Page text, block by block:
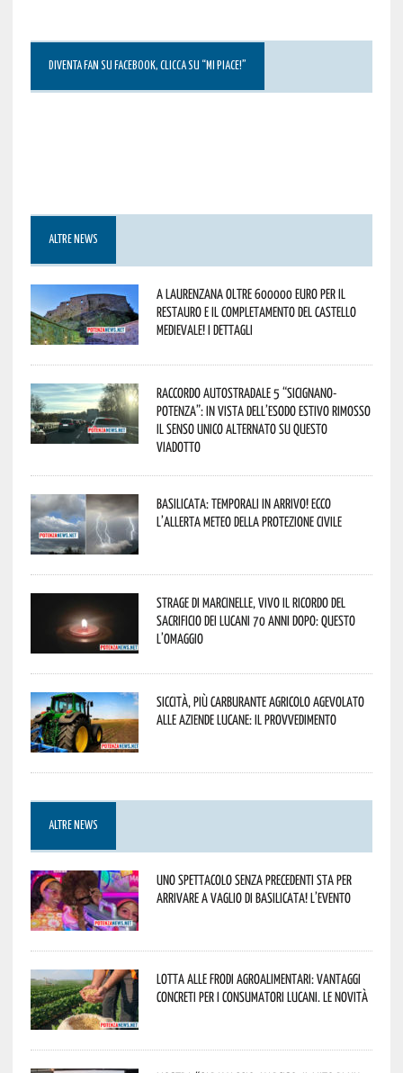
DIVENTA FAN SU FACEBOOK, CLICCA SU “MI PIACE!”
ALTRE NEWS
A Laurenzana oltre 600000 euro per il
restauro e il completamento del Castello
Medievale! I dettagli
Raccordo Autostradale 5 “Sicignano-
Potenza”: in vista dell’esodo estivo rimosso
il senso unico alternato su questo
viadotto
Basilicata: temporali in arrivo! Ecco
l’allerta meteo della Protezione civile
Strage di Marcinelle, vivo il ricordo del
sacrificio dei lucani 70 anni dopo: questo
l’omaggio
Siccità, più carburante agricolo agevolato
alle aziende lucane: il provvedimento
ALTRE NEWS
Uno spettacolo senza precedenti sta per
arrivare a Vaglio di Basilicata! L’evento
Lotta alle frodi agroalimentari: vantaggi
concreti per i consumatori lucani. Le novità